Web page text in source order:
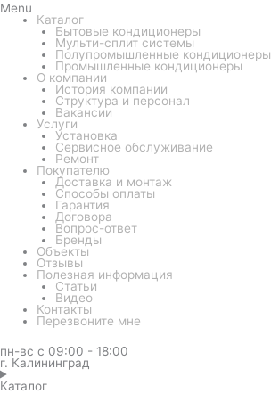
Menu
Каталог
Бытовые кондиционеры
Мульти-сплит системы
Полупромышленные кондиционеры
Промышленные кондиционеры
О компании
История компании
Структура и персонал
Вакансии
Услуги
Установка
Сервисное обслуживание
Ремонт
Покупателю
Доставка и монтаж
Способы оплаты
Гарантия
Договора
Вопрос-ответ
Бренды
Объекты
Отзывы
Полезная информация
Статьи
Видео
Контакты
Перезвоните мне
пн-вс с 09:00 - 18:00
г. Калининград
Каталог